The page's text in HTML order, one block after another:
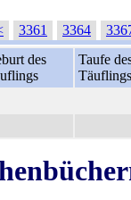
3361 3364
des
Taufe
Täuflings